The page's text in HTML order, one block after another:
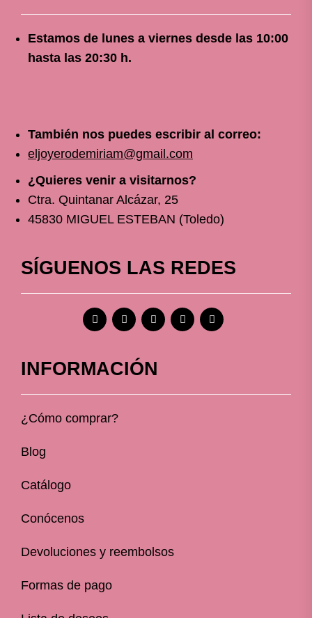
Estamos de lunes a viernes desde las 10:00
hasta las 20:30 h.
También nos puedes escribir al correo:
eljoyerodemiriam@gmail.com
¿Quieres venir a visitarnos?
Ctra. Quintanar Alcázar, 25
45830 MIGUEL ESTEBAN (Toledo)
SÍGUENOS LAS REDES
INFORMACIÓN
¿Cómo comprar?
Blog
Catálogo
Conócenos
Devoluciones y reembolsos
Formas de pago